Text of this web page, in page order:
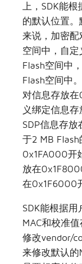
上，SDK能
的默认位置。
来说，加密
空间中，自
Flash空间中
Flash空间中
对信息存放
义绑定信息
SDP信息存
于2 MB
0x1FA000开
放在
在0x1F6000
SDK能根据
MAC和校准
修改vendor/
来修改默认的